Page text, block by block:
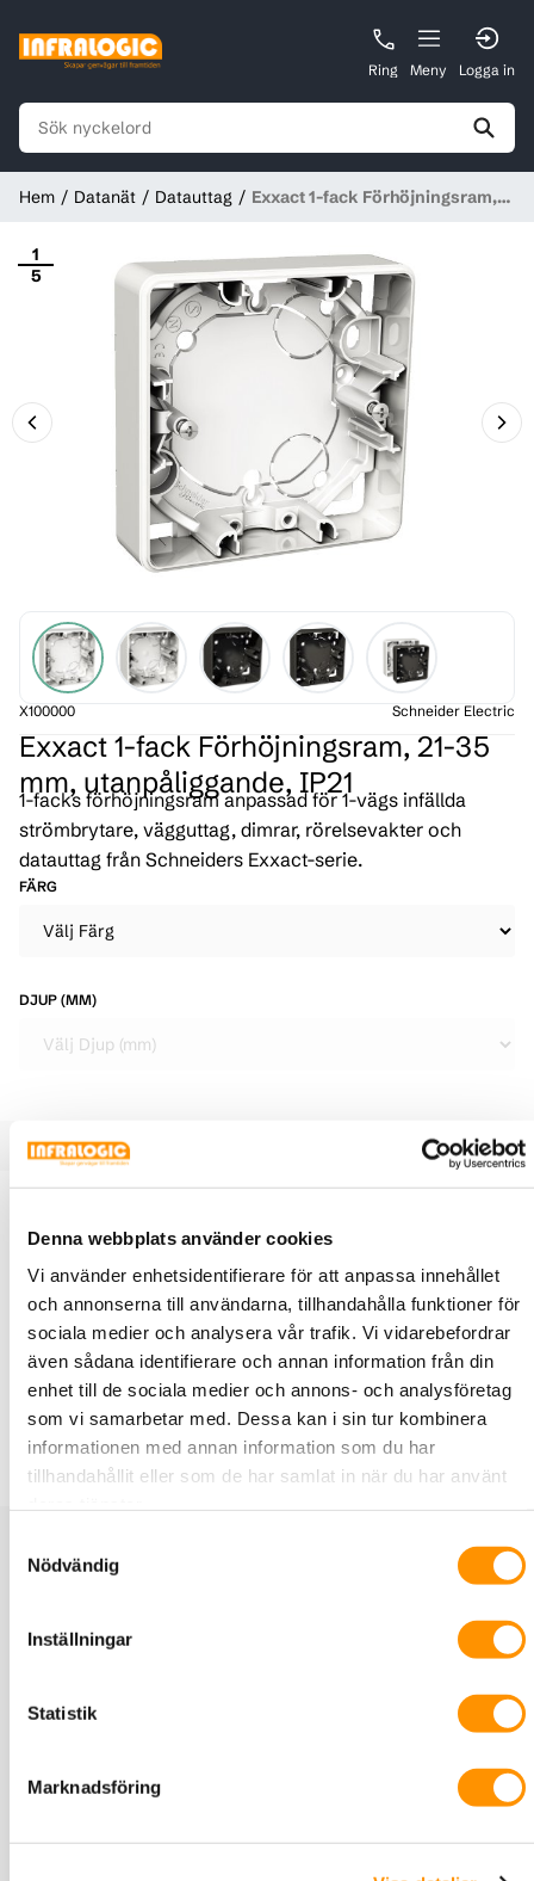
Denna webbplats använder cookies
Vi använder enhetsidentifierare för att anpassa innehållet
och annonserna till användarna, tillhandahålla funktioner för
sociala medier och analysera vår trafik. Vi vidarebefordrar
även sådana identifierare och annan information från din
enhet till de sociala medier och annons- och analysföretag
som vi samarbetar med. Dessa kan i sin tur kombinera
informationen med annan information som du har
tillhandahållit eller som de har samlat in när du har använt
Nödvändig
Inställningar
Statistik
Marknadsföring
Ring Meny Logga in
Hem Datanät Datauttag
Exxact 1-fack Förhöjningsram,
1
5
X100000 Schneider Electric
Exxact 1-fack Förhöjningsram, 21-35
mm, utanpåliggande, IP21
1-facks förhöjningsram anpassad för 1-vägs infällda
strömbrytare, vägguttag, dimrar, rörelsevakter och
datauttag från Schneiders Exxact-serie.
FÄRG
DJUP (MM)
Utanpåliggande dosor, 1-3 fack och för 2-vägsuttag. IP21 då
kabeln förs in underifrån eller från sidan, med undantag för
2-vägsuttaget som är IP20. Nyckelhål för montage över
apparatdosa c/c 60 mm. Utbrytningar i bottendel.
Möjligheter till att montera dragavlastning och skiljevägg.
Separat bottendel och förhöjningsram förenklar
installationen. Kompletteras med valfri Exxact-ram.